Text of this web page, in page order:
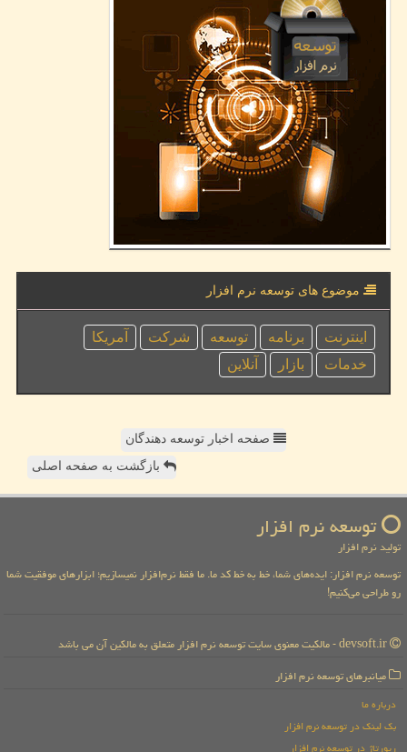
موضوع های توسعه نرم افزار
اینترنت برنامه توسعه شركت
آمریكا
خدمات
بازار آنلاین
صفحه اخبار توسعه دهندگان
بازگشت به صفحه اصلی
توسعه نرم افزار
تولید نرم افزار
توسعه نرم افزار: ایده‌های شما، خط به خط کد ما. ما فقط نرم‌افزار نمیسازیم؛ ابزارهای موفقیت شما
رو طراحی می‌کنیم!
میانبرهای توسعه نرم افزار
درباره ما
بک لینک در توسعه نرم افزار